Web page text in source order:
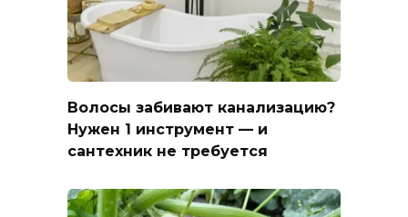
Волосы забивают канализацию?
Нужен 1 инструмент — и
сантехник не требуется